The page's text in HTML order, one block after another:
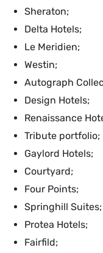
Sheraton;
Delta Hotels;
Le Meridien;
Westin;
Autograph
Design Hotels;
Renaissance
Tribute portfolio;
Gaylord Hotels;
Courtyard;
Four Points;
Springhill Suites;
Protea Hotels;
Fairfild;